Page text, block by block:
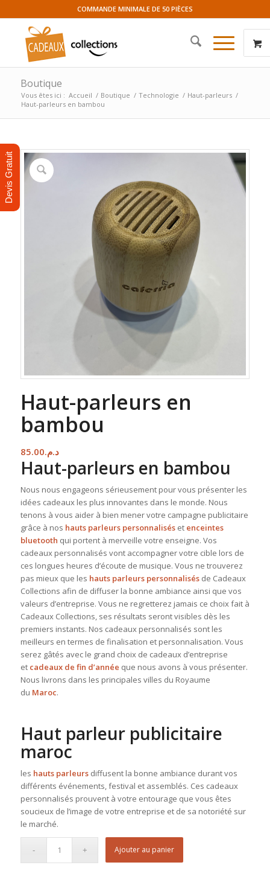
COMMANDE MINIMALE DE 50 PIÈCES
Boutique
Vous êtes ici : Accueil / Boutique / Technologie / Haut-parleurs /
Haut-parleurs en bambou
Haut-parleurs en
bambou
د.م.85.00
Haut-parleurs en bambou
Nous nous engageons sérieusement pour vous présenter les
idées cadeaux les plus innovantes dans le monde. Nous
tenons à vous aider à bien mener votre campagne publicitaire
grâce à nos hauts parleurs personnaliséset enceintes
bluetooth qui portent à merveille votre enseigne. Vos
cadeaux personnalisés vont accompagner votre cible lors de
ces longues heures d’écoute de musique. Vous ne trouverez
pas mieux que les hauts parleurs personnalisésde Cadeaux
Collections afin de diffuser la bonne ambiance ainsi que vos
valeurs d’entreprise. Vous ne regretterez jamais ce choix fait à
Cadeaux Collections, ses résultats seront visibles dès les
premiers instants. Nos cadeaux personnalisés sont les
meilleurs en termes de finalisation et personnalisation. Vous
serez gâtés avec le grand choix de cadeaux d’entreprise
et cadeaux de fin d’année que nous avons à vous présenter.
Nous livrons dans les principales villes du Royaume
du Maroc.
Haut parleur publicitaire
maroc
les hauts parleursdiffusent la bonne ambiance durant vos
différents événements, festival et assemblés. Ces cadeaux
personnalisés prouvent à votre entourage que vous êtes
soucieux de l’image de votre entreprise et de sa notoriété sur
le marché.
Ajouter au panier
Devis Gratuit